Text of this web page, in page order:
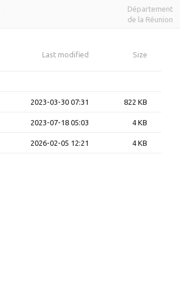
Département
de la Réunion
Last modified Size
2023-03-30 07:31 822 KB
2023-07-18 05:03 4 KB
2026-02-05 12:21 4 KB